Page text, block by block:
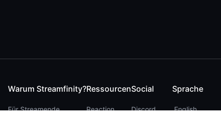
Warum Streamfinity?
Für Streamende
Ressourcen
Reaction
Social
Discord
Sprache
English